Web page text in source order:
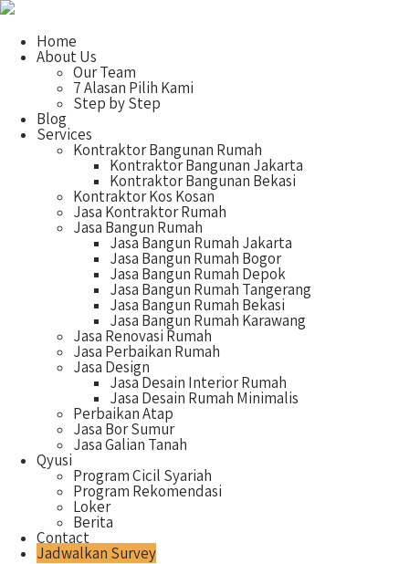
Home
About Us
Our Team
7 Alasan Pilih Kami
Step by Step
Blog
Services
Kontraktor Bangunan Rumah
Kontraktor Bangunan Jakarta
Kontraktor Bangunan Bekasi
Kontraktor Kos Kosan
Jasa Kontraktor Rumah
Jasa Bangun Rumah
Jasa Bangun Rumah Jakarta
Jasa Bangun Rumah Bogor
Jasa Bangun Rumah Depok
Jasa Bangun Rumah Tangerang
Jasa Bangun Rumah Bekasi
Jasa Bangun Rumah Karawang
Jasa Renovasi Rumah
Jasa Perbaikan Rumah
Jasa Design
Jasa Desain Interior Rumah
Jasa Desain Rumah Minimalis
Perbaikan Atap
Jasa Bor Sumur
Jasa Galian Tanah
Qyusi
Program Cicil Syariah
Program Rekomendasi
Loker
Berita
Contact
Jadwalkan Survey